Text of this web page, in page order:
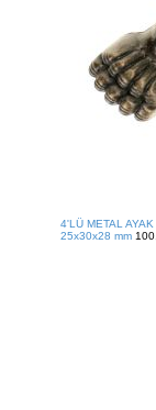
4'LÜ METAL
25x30x28 mm